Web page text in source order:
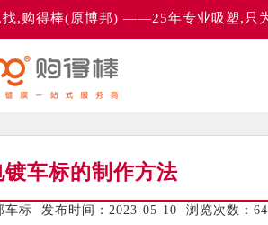
找,购得棒(原博邦) ——25年专业吸塑,只
车标的制作方法
车标 发布时间：2023-05-10 浏览次数：